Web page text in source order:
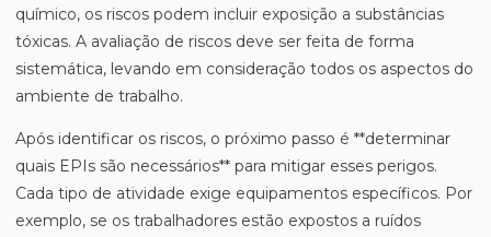
químico, os riscos podem incluir exposição a substâncias
tóxicas. A avaliação de riscos deve ser feita de forma
sistemática, levando em consideração todos os aspectos do
ambiente de trabalho.
Após identificar os riscos, o próximo passo é **determinar
quais EPIs são necessários** para mitigar esses perigos.
Cada tipo de atividade exige equipamentos específicos. Por
exemplo, se os trabalhadores estão expostos a ruídos